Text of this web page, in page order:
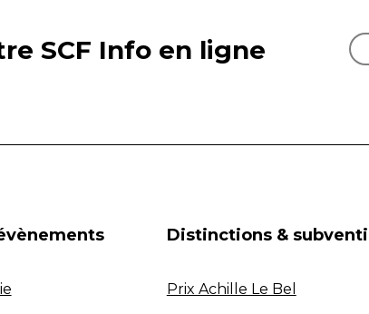
SCF Info en ligne
Distinctions &
Prix Achille Le Bel